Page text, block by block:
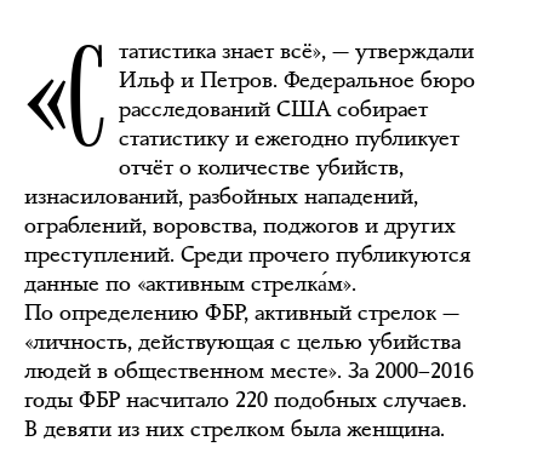
«С татистика знает всё», — утверждали
Ильф и Петров. Федеральное бюро
расследований США собирает
статистику и ежегодно публикует
отчёт о количестве убийств,
изнасилований, разбойных нападений,
ограблений, воровства, поджогов и других
преступлений. Среди прочего публикуются
данные по «активным стрелка́м».
По определению ФБР, активный стрелок —
«личность, действующая с целью убийства
людей в общественном месте». За 2000–2016
годы ФБР насчитало 220 подобных случаев.
В девяти из них стрелком была женщина.